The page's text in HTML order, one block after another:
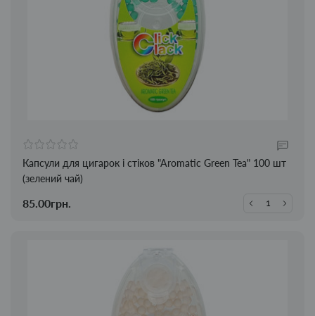
Капсули для цигарок і стіков "Aromatic Green Tea" 100 шт
(зелений чай)
85.00грн.